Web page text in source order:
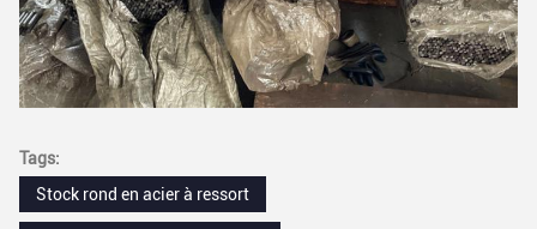
Tags:
Stock rond en acier à ressort